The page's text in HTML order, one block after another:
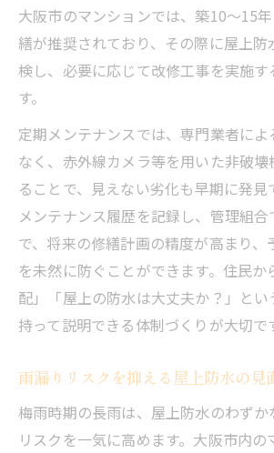
大阪市のマンションでは、築10～15
繕が推奨されており、その際に屋上
検し、必要に応じて改修工事を実施す
す。
定期メンテナンスでは、専門業者に
なく、赤外線カメラ等を用いた非破
ることで、見えない劣化も早期に発見
メンテナンス履歴を記録し、管理組合
で、将来の修繕計画の精度が高まり、
を未然に防ぐことができます。住民か
配」「屋上の防水は大丈夫か？」と
持って説明できる体制づくりが大切で
雨漏りリスクを抑える屋上防水の見
梅雨時期の長雨は、屋上防水のわずか
リスクを一気に高めます。大阪市内の